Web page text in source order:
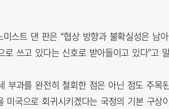
미스트 댄 판은 “협상 방향과 불확실성은 남
쓰고 있다는 신호로 받아들이고 있다”고
부과를 완전히 철회한 점은 아닌 점도 주목
미국으로 회귀시키겠다는 국정의 기본 구상